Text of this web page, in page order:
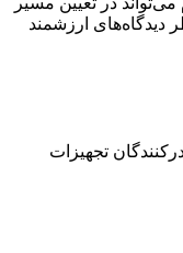
دیدگاه‌های ارزشمند
تجهیزات